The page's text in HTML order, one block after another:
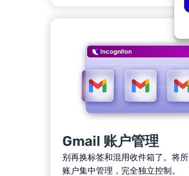
Gmail 账户管理
别再换标签和混用收件箱了。将
账户集中管理，完全独立控制。